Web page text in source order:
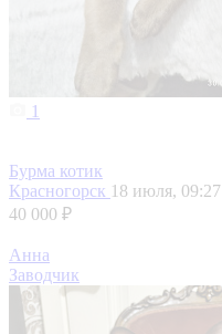
1
Бурма котик
Красногорск 18 июля, 09:27
40 000 ₽
Анна
Заводчик